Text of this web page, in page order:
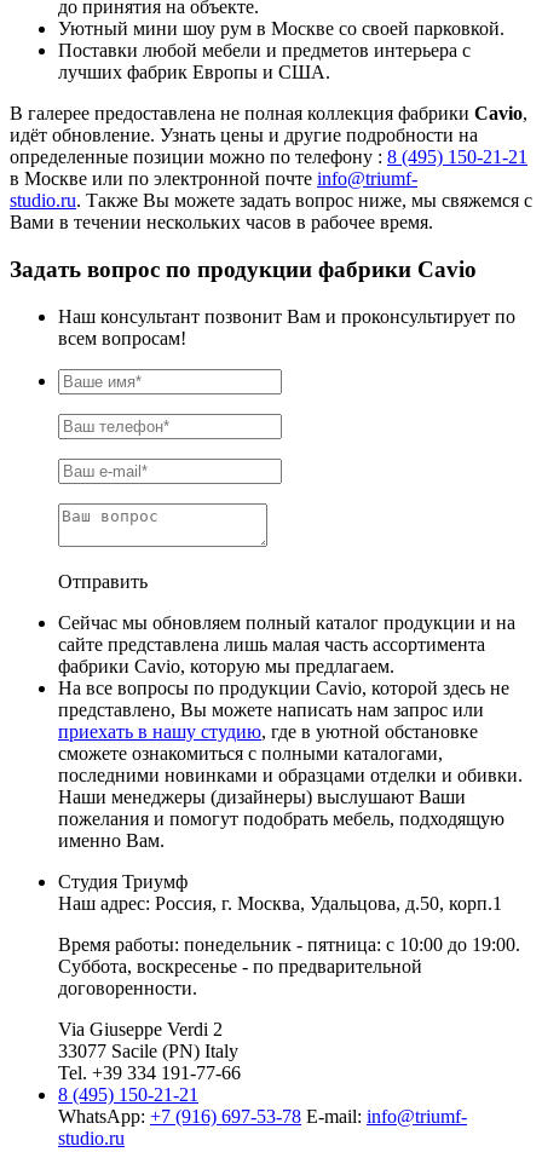
до принятия на объекте.
Уютный мини шоу рум в Москве со своей парковкой.
Поставки любой мебели и предметов интерьера с
лучших фабрик Европы и США.
В галерее предоставлена не полная коллекция фабрики Cavio,
идёт обновление. Узнать цены и другие подробности на
определенные позиции можно по телефону : 8 (495) 150-21-21
в Москве или по электронной почте info@triumf-
studio.ru. Также Вы можете задать вопрос ниже, мы свяжемся с
Вами в течении нескольких часов в рабочее время.
Задать вопрос по продукции фабрики Cavio
Наш консультант позвонит Вам и проконсультирует по
всем вопросам!
Отправить
Сейчас мы обновляем полный каталог продукции и на
сайте представлена лишь малая часть ассортимента
фабрики Cavio, которую мы предлагаем.
На все вопросы по продукции Cavio, которой здесь не
представлено, Вы можете написать нам запрос или
приехать в нашу студию, где в уютной обстановке
сможете ознакомиться с полными каталогами,
последними новинками и образцами отделки и обивки.
Наши менеджеры (дизайнеры) выслушают Ваши
пожелания и помогут подобрать мебель, подходящую
именно Вам.
Студия Триумф
Наш адрес: Россия, г. Москва, Удальцова, д.50, корп.1
Время работы: понедельник - пятница: с 10:00 до 19:00.
Суббота, воскресенье - по предварительной
договоренности.
Via Giuseppe Verdi 2
33077 Sacile (PN) Italy
Tel. +39 334 191-77-66
8 (495) 150-21-21
WhatsApp: +7 (916) 697-53-78 E-mail: info@triumf-
studio.ru